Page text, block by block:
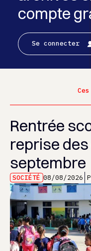
compte
Se connecter
Rentrée
reprise
septembre
SOCIÉTÉ 08/08/2026